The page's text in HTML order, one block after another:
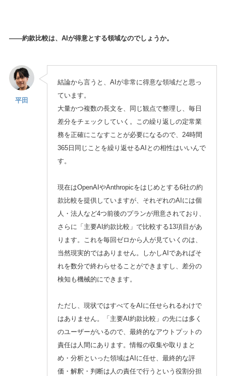
——約款比較は、AIが得意とする領域なのでしょうか。
平田
結論から言うと、AIが非常に得意な領域だと思っ
ています。
大量かつ複数の長文を、同じ観点で整理し、毎日
差分をチェックしていく。この繰り返しの定常業
務を正確にこなすことが必要になるので、24時間
365日同じことを繰り返せるAIとの相性はいいんで
す。
現在はOpenAIやAnthropicをはじめとする6社の約
款比較を提供していますが、それぞれのAIには個
人・法人など4つ前後のプランが用意されており、
さらに「主要AI約款比較」で比較する13項目があ
ります。これを毎回ゼロから人が見ていくのは、
当然現実的ではありません。しかしAIであればそ
れを数分で終わらせることができますし、差分の
検知も機械的にできます。
ただし、現状ではすべてをAIに任せられるわけで
はありません。「主要AI約款比較」の先には多く
のユーザーがいるので、最終的なアウトプットの
責任は人間にあります。情報の収集や取りまと
め・分析といった領域はAIに任せ、最終的な評
価・解釈・判断は人の責任で行うという役割分担